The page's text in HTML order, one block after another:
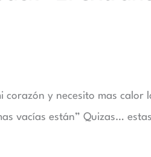
corazón y necesito mas calor
vacías están” Quizas…